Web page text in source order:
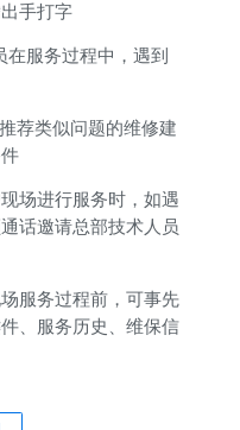
手打字
在服务过程中，遇到
荐类似问题的维修建
场进行服务时，如遇
话邀请总部技术人员
服务过程前，可事先
、服务历史、维保信